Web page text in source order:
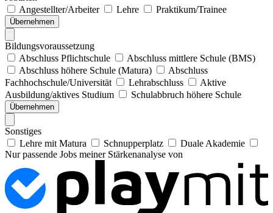
Angestellter/Arbeiter
Lehre Praktikum/Trainee
Übernehmen
Bildungsvoraussetzung
Abschluss Pflichtschule
Abschluss mittlere Schule (BMS)
Abschluss höhere Schule (Matura)
Abschluss
Fachhochschule/Universität
Lehrabschluss
Aktive
Ausbildung/aktives Studium
Schulabbruch höhere Schule
Übernehmen
Sonstiges
Lehre mit Matura
Schnupperplatz
Duale Akademie
Nur passende Jobs meiner Stärkenanalyse von